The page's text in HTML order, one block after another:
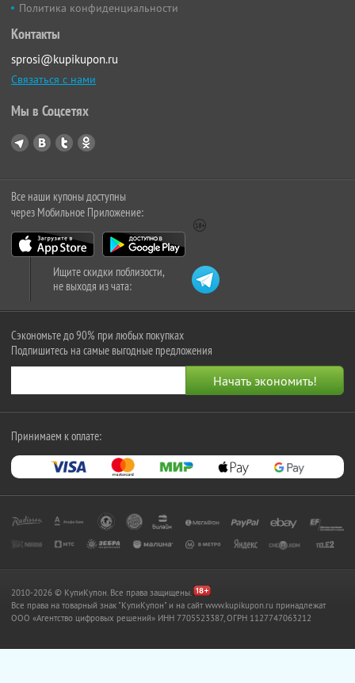
Политика конфиденциальности
Контакты
sprosi@kupikupon.ru
Связаться с нами
Мы в Соцсетях
Все наши купоны доступны
через Мобильное Приложение:
Ищите скидки поблизости,
не выходя из чата:
Сэкономьте до 90% при любых покупках
Подпишитесь на самые выгодные предложения
Принимаем к оплате:
2010-2026 © КупиКупон. Все права защищены.
Все права на товарный знак "КупиКупон" и на сайт www.kupikupon.ru принадлежат
OOO «Агентство цифровых решений» ИНН 7705523387, ОГРН 1127747063212